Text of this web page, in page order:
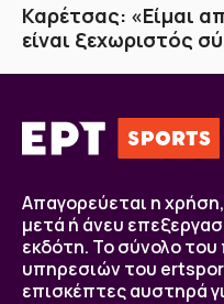
Καρέτσας: «Είμαι
είναι ξεχωριστός
Απαγορεύεται η
μετά ή άνευ
εκδότη. Το σύνολο του
υπηρεσιών του
επισκέπτες αυστηρά